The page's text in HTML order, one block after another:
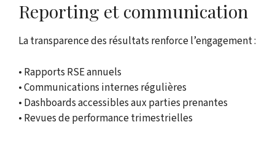
Reporting et communication
La transparence des résultats renforce l’engagement :
• Rapports RSE annuels
• Communications internes régulières
• Dashboards accessibles aux parties prenantes
• Revues de performance trimestrielles